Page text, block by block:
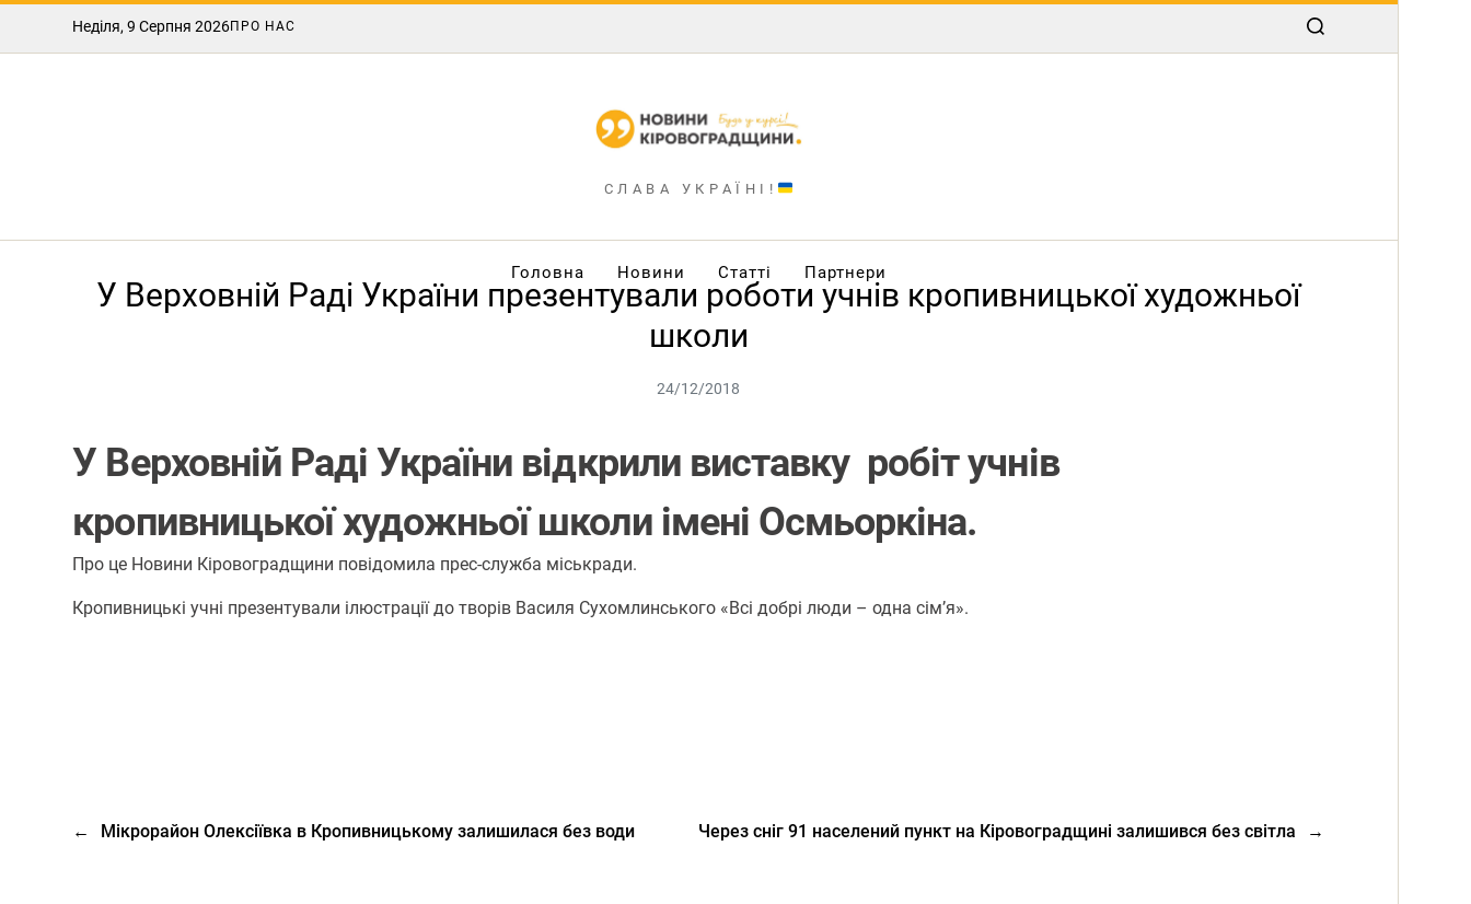
Неділя, 9 Серпня 2026ПРО НАС
СЛАВА УКРАЇНІ!
Головна Новини Статті Партнери
У Верховній Раді України презентували роботи учнів кропивницької художньої
школи
24/12/2018
У Верховній Раді України відкрили виставку робіт учнів
кропивницької художньої школи імені Осмьоркіна.
Про це Новини Кіровоградщини повідомила прес-служба міськради.
Кропивницькі учні презентували ілюстрації до творів Василя Сухомлинського «Всі добрі люди – одна сім’я».
← Мікрорайон Олексіївка в Кропивницькому залишилася без води →
Через сніг 91 населений пункт на Кіровоградщині залишився без світла